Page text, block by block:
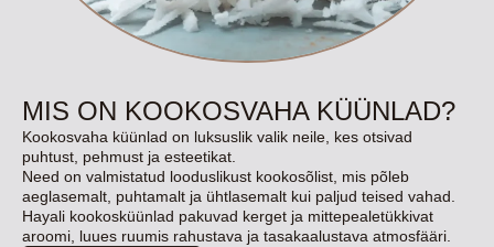
MIS ON KOOKOSVAHA KÜÜNLAD?
Kookosvaha küünlad on luksuslik valik neile, kes otsivad
puhtust, pehmust ja esteetikat.
Need on valmistatud looduslikust kookosõlist, mis põleb
aeglasemalt, puhtamalt ja ühtlasemalt kui paljud teised vahad.
Hayali kookosküünlad pakuvad kerget ja mittepealetükkivat
aroomi, luues ruumis rahustava ja tasakaalustava atmosfääri.